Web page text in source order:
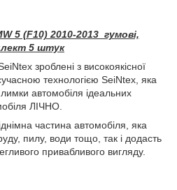
5 (F10) 2010-2013 гумові,
5 штук
зроблені з високоякісної
технологією SeiNtex, яка
автомобіля ідеальних
ЛІЧНО.
частина автомобіля, яка
пилу, води тощо, так і додасть
привабливого вигляду.